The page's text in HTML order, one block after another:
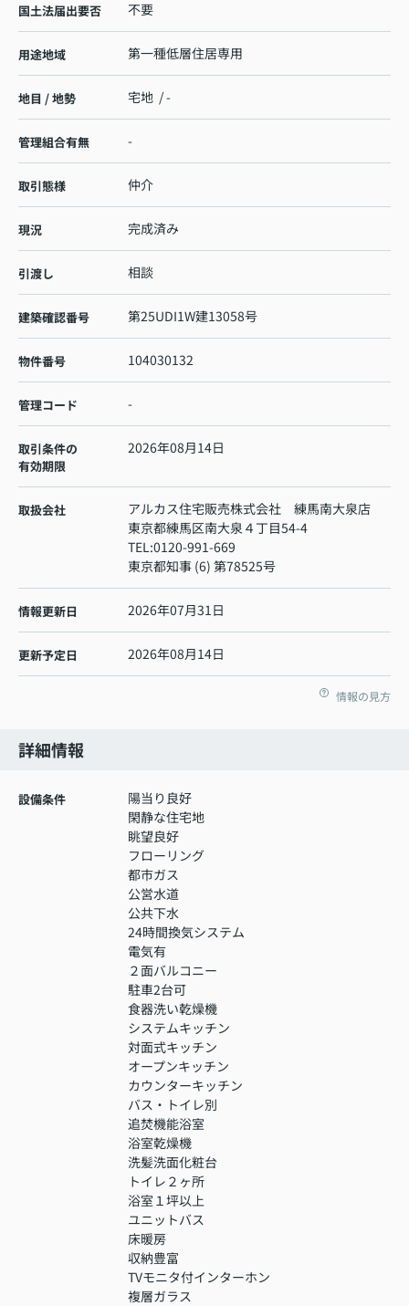
国土法届出要否 不要
用途地域 第一種低層住居専用
地目 / 地勢 宅地 / -
管理組合有無 -
取引態様 仲介
現況 完成済み
引渡し 相談
建築確認番号 第25UDI1W建13058号
物件番号 104030132
管理コード -
取引条件の
有効期限
2026年08月14日
取扱会社
アルカス住宅販売株式会社 練馬南大泉店
東京都練馬区南大泉４丁目54-4
TEL:0120-991-669
東京都知事 (6) 第78525号
情報更新日 2026年07月31日
更新予定日 2026年08月14日
情報の見方
詳細情報
設備条件
陽当り良好
閑静な住宅地
眺望良好
フローリング
都市ガス
公営水道
公共下水
24時間換気システム
電気有
２面バルコニー
駐車2台可
食器洗い乾燥機
システムキッチン
対面式キッチン
オープンキッチン
カウンターキッチン
バス・トイレ別
追焚機能浴室
浴室乾燥機
洗髪洗面化粧台
トイレ２ヶ所
浴室１坪以上
ユニットバス
床暖房
収納豊富
TVモニタ付インターホン
複層ガラス